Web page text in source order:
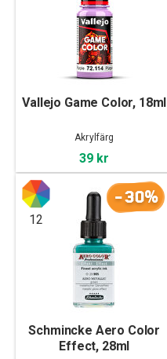
Vallejo Game Color, 18ml
Akrylfärg
39 kr
-30%
12
Schmincke Aero Color
Effect, 28ml